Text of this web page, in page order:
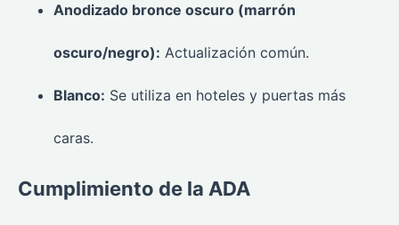
Anodizado bronce oscuro (marrón
oscuro/negro): Actualización común.
Blanco: Se utiliza en hoteles y puertas más
caras.
Cumplimiento de la ADA